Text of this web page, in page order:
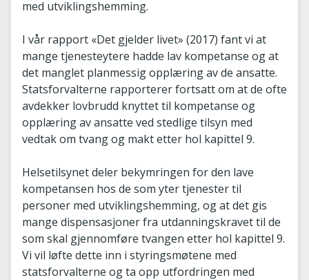
med utviklingshemming.
I vår rapport «Det gjelder livet» (2017) fant vi at
mange tjenesteytere hadde lav kompetanse og at
det manglet planmessig opplæring av de ansatte.
Statsforvalterne rapporterer fortsatt om at de ofte
avdekker lovbrudd knyttet til kompetanse og
opplæring av ansatte ved stedlige tilsyn med
vedtak om tvang og makt etter hol kapittel 9.
Helsetilsynet deler bekymringen for den lave
kompetansen hos de som yter tjenester til
personer med utviklingshemming, og at det gis
mange dispensasjoner fra utdanningskravet til de
som skal gjennomføre tvangen etter hol kapittel 9.
Vi vil løfte dette inn i styringsmøtene med
statsforvalterne og ta opp utfordringen med